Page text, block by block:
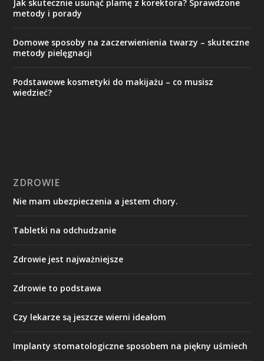
Jak skutecznie usunąć plamę z korektora? Sprawdzone
metody i porady
Domowe sposoby na zaczerwienienia twarzy – skuteczne
metody pielęgnacji
Podstawowe kosmetyki do makijażu – co musisz
wiedzieć?
ZDROWIE
Nie mam ubezpieczenia a jestem chory.
Tabletki na odchudzanie
Zdrowie jest najważniejsze
Zdrowie to podstawa
Czy lekarze są jeszcze wierni ideałom
Implanty stomatologiczne sposobem na piękny uśmiech